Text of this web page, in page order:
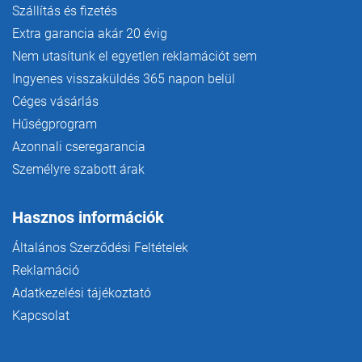
Szállítás és fizetés
Extra garancia akár 20 évig
Nem utasítunk el egyetlen reklamációt sem
Ingyenes visszaküldés 365 napon belül
Céges vásárlás
Hűségprogram
Azonnali cseregarancia
Személyre szabott árak
Hasznos információk
Általános Szerződési Feltételek
Reklamáció
Adatkezelési tájékoztató
Kapcsolat